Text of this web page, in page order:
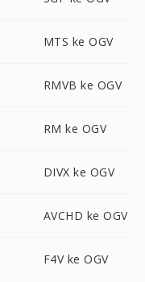
MTS ke OGV
RMVB ke OGV
RM ke OGV
DIVX ke OGV
AVCHD ke OGV
F4V ke OGV